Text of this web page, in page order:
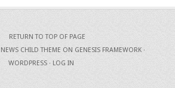
RETURN TO TOP OF PAGE
NEWS CHILD THEME ON GENESIS FRAMEWORK ·
WORDPRESS · LOG IN